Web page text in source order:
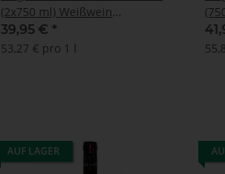
(2x750 ml) Weißwein
Geschenkbox
39,95 € *
53,27 € pro 1 l
AUF LAGER